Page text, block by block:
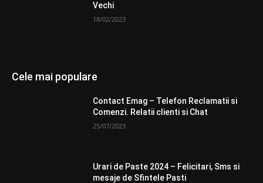
Vechi
18/02/2023
Cele mai populare
Contact Emag – Telefon Reclamatii si
Comenzi. Relatii clienti si Chat
25/07/2023
Urari de Paste 2024 – Felicitari, Sms si
mesaje de Sfintele Pasti